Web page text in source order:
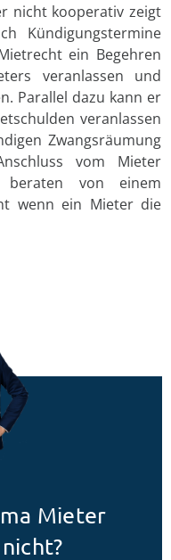
nicht kooperativ zeigt
Kündigungstermine
ein Begehren
veranlassen und
Parallel dazu kann er
veranlassen
Zwangsräumung
vom Mieter
beraten von einem
wenn ein Mieter die
Mieter